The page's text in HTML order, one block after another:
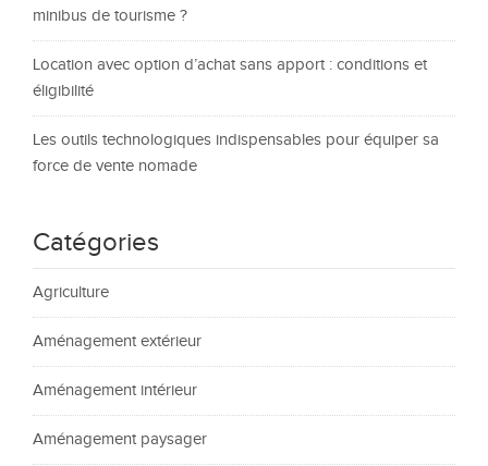
minibus de tourisme ?
Location avec option d’achat sans apport : conditions et
éligibilité
Les outils technologiques indispensables pour équiper sa
force de vente nomade
Catégories
Agriculture
Aménagement extérieur
Aménagement intérieur
Aménagement paysager